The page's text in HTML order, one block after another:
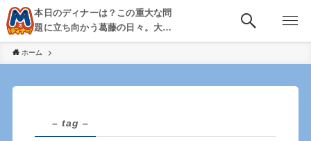
本日のディナーは？この重大な問
題に立ち向かう葛藤の日々。大
阪・京都・神戸を中心とした食べ
歩き、飲み歩きを綴る。
ホーム
– tag –